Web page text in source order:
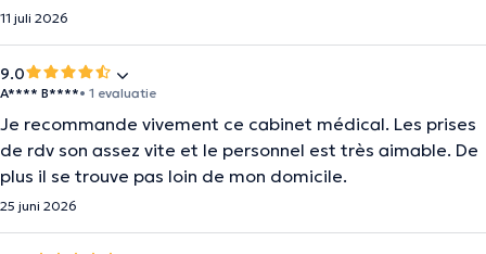
11 juli 2026
9.0
A**** B****• 1 evaluatie
Je recommande vivement ce cabinet médical. Les prises
de rdv son assez vite et le personnel est très aimable. De
plus il se trouve pas loin de mon domicile.
25 juni 2026